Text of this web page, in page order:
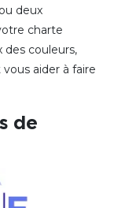
deux
charte
des couleurs,
aider à faire
de